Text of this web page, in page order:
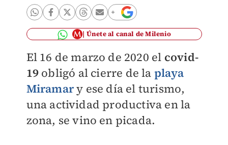
Únete al canal de Milenio
El 16 de marzo de 2020 el covid-
19obligó al cierre de la playa
Miramary ese día el turismo,
una actividad productiva en la
zona, se vino en picada.